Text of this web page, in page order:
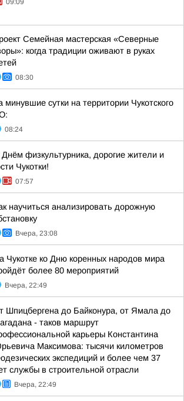
09:09
Семейная мастерская «Северные
когда традиции оживают в руках
08:30
минувшие сутки на территории Чукотского
08:24
физкультурника, дорогие жители и
Чукотки!
07:57
научиться анализировать дорожную
Вчера, 23:08
Чукотке ко Дню коренных народов мира
более 80 мероприятий
Вчера, 22:49
Шпицбергена до Байконура, от Ямала до
- таков маршрут
карьеры Константина
Максимова: тысячи километров
экспедиций и более чем 37
службы в строительной отрасли
Вчера, 22:49